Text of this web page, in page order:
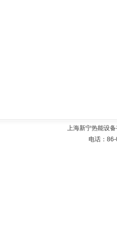
上海新宁热能设
电话：